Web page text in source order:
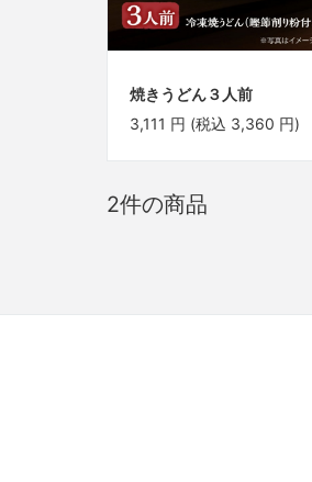
焼きうどん３人前
3,111 円 (税込 3,360 円)
2件の商品